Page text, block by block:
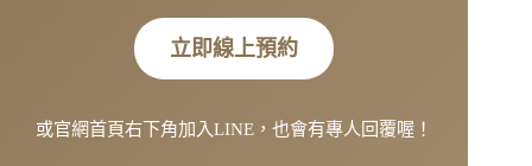
立即線上預約
或官網首頁右下角加入LINE，也會有專人回覆喔！